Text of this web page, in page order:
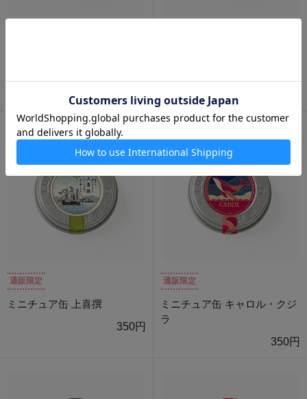
350円
通販限定
ミニチュア缶 上喜撰
350円
通販限定
ミニチュア缶 キャロル・クジ
ラ
350円